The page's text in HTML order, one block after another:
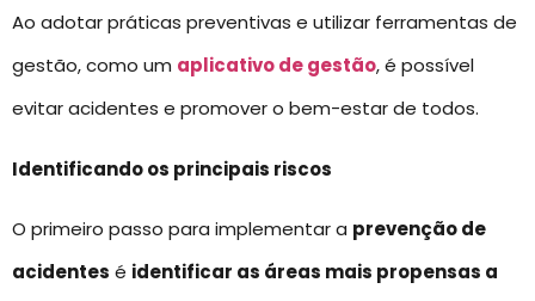
Ao adotar práticas preventivas e utilizar ferramentas de
gestão, como um aplicativo de gestão, é possível
evitar acidentes e promover o bem-estar de todos.
Identificando os principais riscos
O primeiro passo para implementar a prevenção de
acidentes é identificar as áreas mais propensas a